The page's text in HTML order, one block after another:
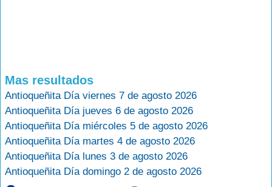
Mas resultados
Antioqueñita Día viernes 7 de agosto 2026
Antioqueñita Día jueves 6 de agosto 2026
Antioqueñita Día miércoles 5 de agosto 2026
Antioqueñita Día martes 4 de agosto 2026
Antioqueñita Día lunes 3 de agosto 2026
Antioqueñita Día domingo 2 de agosto 2026